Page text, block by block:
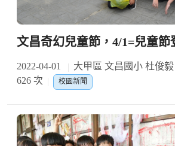
文昌奇幻兒童節，4/1=兒童節
2022-04-01 大甲區 文昌國小 杜俊
626 次
校園新聞